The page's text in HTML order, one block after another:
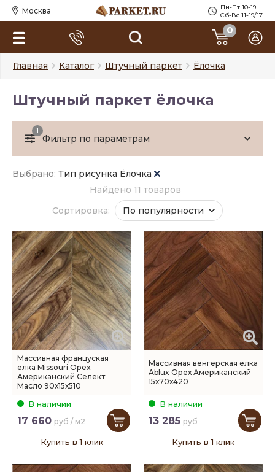
Москва
Пн-Пт 10-19
Сб-Вс 11-19/17
0
Главная Каталог Штучный паркет Ёлочка
Штучный паркет ёлочка
1
Фильтр по параметрам
Выбрано: Тип рисунка Ёлочка
Найдено 11 товаров
Сортировка:
По популярности
Массивная француская
елка Missouri Орех
Американский Селект
Масло 90х15х510
В наличии
17 660 руб / м2
Купить в 1 клик
Массивная венгерская елка
Ablux Орех Американский
15х70х420
В наличии
13 285 руб
Купить в 1 клик